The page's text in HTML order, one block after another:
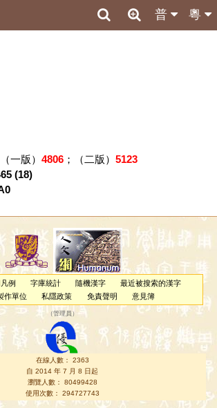
粵
普
一版） 4806；（二版） 5123
(18)
例 字庫統計 隨機漢字
最近被搜索的漢字
作單位 私隱政策 免責聲明 意見簿
（管理員 ）
在線人數： 2363
自 2014 年 7 月 8 日起
瀏覽人數： 80499428
使用次數： 294727743